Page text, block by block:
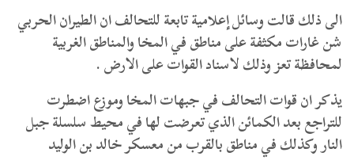
الى ذلك قالت وسائل إعلامية تابعة للتحالف ان الطيران الحربي
شن غارات مكثفة على مناطق في المخا والمناطق الغربية
لمحافظة تعز وذلك لاسناد القوات على الارض .
يذكر ان قوات التحالف في جبهات المخا وموزع اضطرت
للتراجع بعد الكمائن الذي تعرضت لها في محيط سلسلة جبل
النار وكذلك في مناطق بالقرب من معسكر خالد بن الوليد